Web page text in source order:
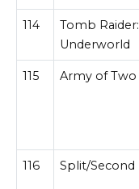
114
Tomb Raider:
Underworld
115 Army of Two
116 Split/Second